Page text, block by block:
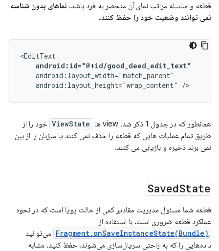
قطعه و سلسله مراتب نمای آن منحصر به فرد باشد. نماهای بدون شناسه
نمی توانند وضعیت خود را حفظ کنند.
android:id="@+id/good_deed_edit_text"
android:layout_height="wrap_content"
/>
همانطور که در جدول 1 ذکر شد، view ها ViewState خود را از
طریق تمام عملیات هایی که قطعه را حذف نمی کنند یا میزبان را از بین
نمی برند ذخیره و بازیابی می کنند.
SavedState
قطعه شما مسئول مدیریت مقادیر کمی از حالت پویا است که در نحوه
عملکرد قطعه ضروری است. با استفاده از
Fragment.onSaveInstanceState(Bundle) می‌توانید
داده‌هایی را که به راحتی سریال‌سازی می‌شوند، حفظ کنید. مشابه